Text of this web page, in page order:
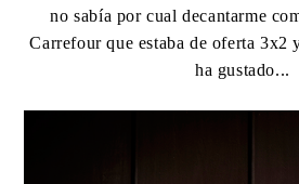
no sabía por cual decantarme
Carrefour que estaba de oferta 3x2
ha gustado...